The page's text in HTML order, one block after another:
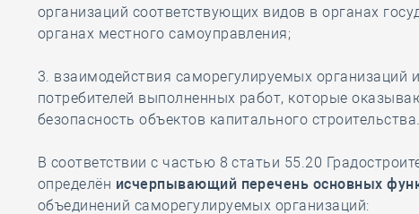
организаций соответствующих видов в органах
органах местного самоуправления;
3. взаимодействия саморегулируемых организаций
потребителей выполненных работ, которые
безопасность объектов капитального строительства.
В соответствии с частью 8 статьи 55.20
определён исчерпывающий перечень основных
объединений саморегулируемых организаций: